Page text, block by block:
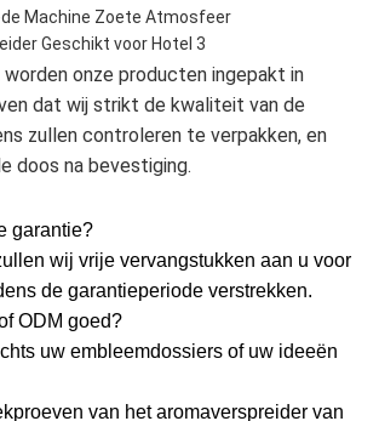
onze producten ingepakt in
dat wij strikt de kwaliteit van de
zullen controleren te verpakken, en
doos na bevestiging.
garantie?
wij vrije vervangstukken aan u voor
de garantieperiode verstrekken.
ODM goed?
uw embleemdossiers of uw ideeën
van het aromaverspreider van